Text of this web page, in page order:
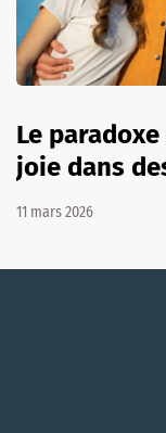
Le
joie dans
11 mars 2026